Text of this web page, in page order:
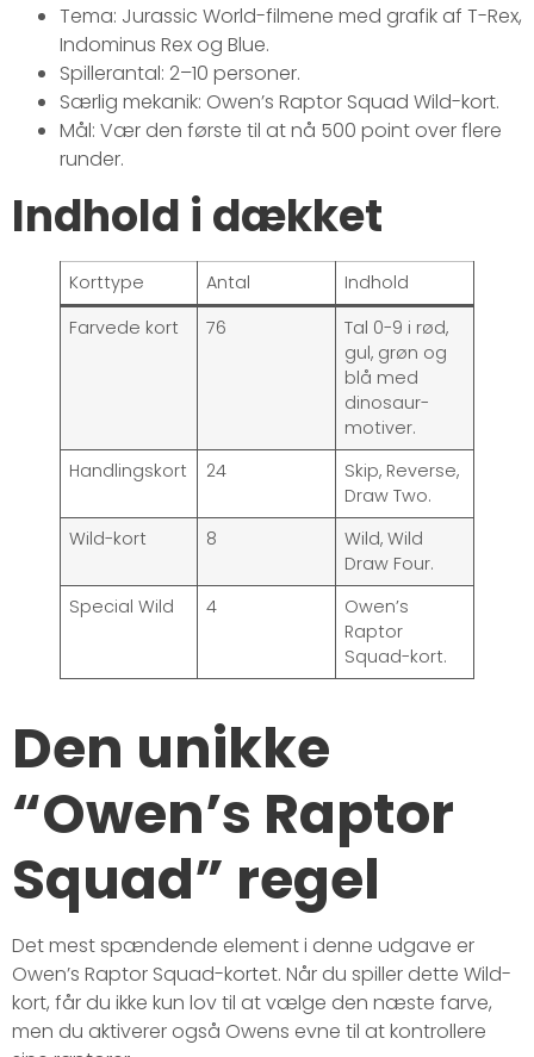
Tema: Jurassic World-filmene med grafik af T-Rex,
Indominus Rex og Blue.
Spillerantal: 2–10 personer.
Særlig mekanik: Owen’s Raptor Squad Wild-kort.
Mål: Vær den første til at nå 500 point over flere
runder.
Indhold i dækket
Korttype Antal
Indhold
Farvede kort
76
Tal 0-9 i rød,
gul, grøn og
blå med
dinosaur-
motiver.
Handlingskort
24
Skip, Reverse,
Draw Two.
Wild-kort
8
Wild, Wild
Draw Four.
Special Wild
4
Owen’s
Raptor
Squad-kort.
Den unikke
“Owen’s Raptor
Squad” regel
Det mest spændende element i denne udgave er
Owen’s Raptor Squad-kortet. Når du spiller dette Wild-
kort, får du ikke kun lov til at vælge den næste farve,
men du aktiverer også Owens evne til at kontrollere